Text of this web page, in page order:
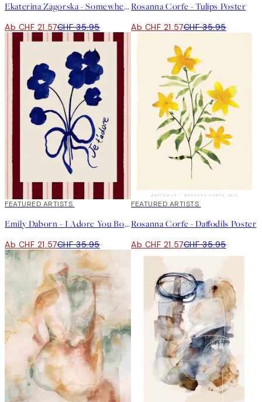
Ekaterina Zagorska - Somewhere I Want to Be Poster
Ab CHF 21.57CHF 35.95
Rosanna Corfe - Tulips Poster
Ab CHF 21.57CHF 35.95
40%*
FEATURED ARTISTS
Emily Daborn - I Adore You Bouquet Poster
Ab CHF 21.57CHF 35.95
40%*
FEATURED ARTISTS
Rosanna Corfe - Daffodils Poster
Ab CHF 21.57CHF 35.95